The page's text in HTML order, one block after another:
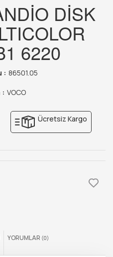
DİSK
6220
: 86501.05
: VOCO
Ücretsiz Kargo
YORUMLAR (0)